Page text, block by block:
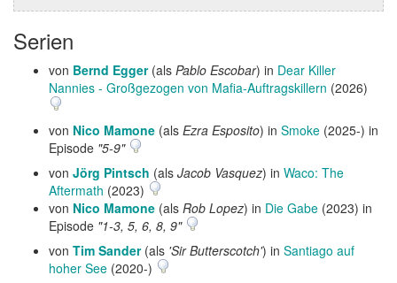
Serien
von Bernd Egger(als Pablo Escobar) in Dear Killer
Nannies - Großgezogen von Mafia-Auftragskillern (2026)
von Nico Mamone (als Ezra Esposito) in Smoke (2025-) in
Episode "5-9"
von Jörg Pintsch (als Jacob Vasquez) in Waco: The
Aftermath (2023)
von Nico Mamone (als Rob Lopez) in Die Gabe (2023) in
Episode "1-3, 5, 6, 8, 9"
von Tim Sander(als 'Sir Butterscotch') in Santiago auf
hoher See (2020-)